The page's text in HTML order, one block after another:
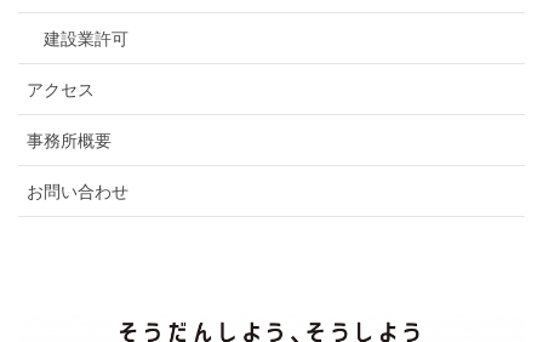
建設業許可
アクセス
事務所概要
お問い合わせ